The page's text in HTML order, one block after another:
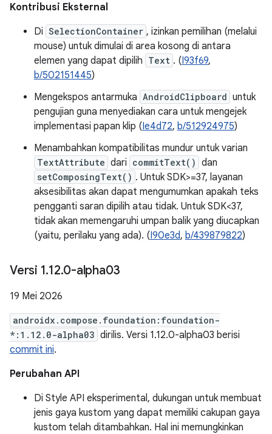
Kontribusi Eksternal
Di SelectionContainer , izinkan pemilihan (melalui
mouse) untuk dimulai di area kosong di antara
elemen yang dapat dipilih Text . (I93f69,
b/502151445)
Mengekspos antarmuka AndroidClipboard untuk
pengujian guna menyediakan cara untuk mengejek
implementasi papan klip (Ie4d72, b/512924975)
Menambahkan kompatibilitas mundur untuk varian
TextAttribute dari commitText() dan
setComposingText() . Untuk SDK>=37, layanan
aksesibilitas akan dapat mengumumkan apakah teks
pengganti saran dipilih atau tidak. Untuk SDK<37,
tidak akan memengaruhi umpan balik yang diucapkan
(yaitu, perilaku yang ada). (I90e3d, b/439879822)
Versi 1.12.0-alpha03
19 Mei 2026
androidx.compose.foundation:foundation-
*:1.12.0-alpha03 dirilis. Versi 1.12.0-alpha03 berisi
commit ini.
Perubahan API
Di Style API eksperimental, dukungan untuk membuat
jenis gaya kustom yang dapat memiliki cakupan gaya
kustom telah ditambahkan. Hal ini memungkinkan